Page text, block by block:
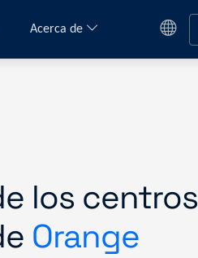
Acerca de
los centros
Orange